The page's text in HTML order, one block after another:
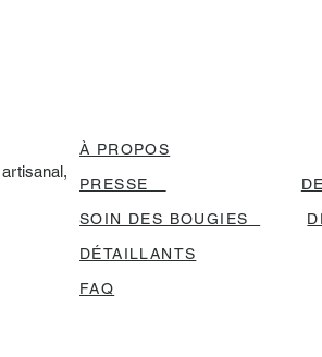
artisanal,
À PROPOS
PRESSE
SOIN DES BOUGIES
DÉTAILLANTS
FAQ